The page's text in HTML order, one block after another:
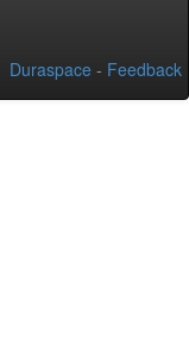
Duraspace - Feedback